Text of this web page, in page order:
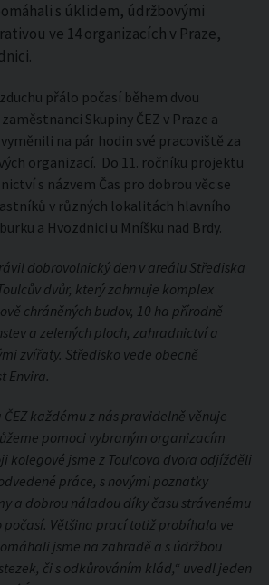
s úklidem, údržbovými
ve 14 organizacích v Praze,
přálo počasí během dvou
Skupiny ČEZ v Praze a
na pár hodin své pracoviště za
organizací. Do 11. ročníku projektu
s názvem Čas pro dobrou věc se
v různých lokalitách hlavního
a Hvozdnici u Mníšku nad Brdy.
dobrovolnický den v areálu Střediska
dvůr, který zahrnuje komplex
chráněných budov, 10 ha přírodně
a zelených ploch, zahradnictví a
zvířaty. Středisko vede obecně
Envira.
každému z nás pravidelně věnuje
pomoci vybraným organizacím
kolegové jsme z Toulcova dvora odjížděli
práce, s novými poznatky
a dobrou náladou díky času strávenému
počasí. Většina prací totiž probíhala ve
jsme na zahradě a s údržbou
či s odkůrováním klád,“ uvedl jeden